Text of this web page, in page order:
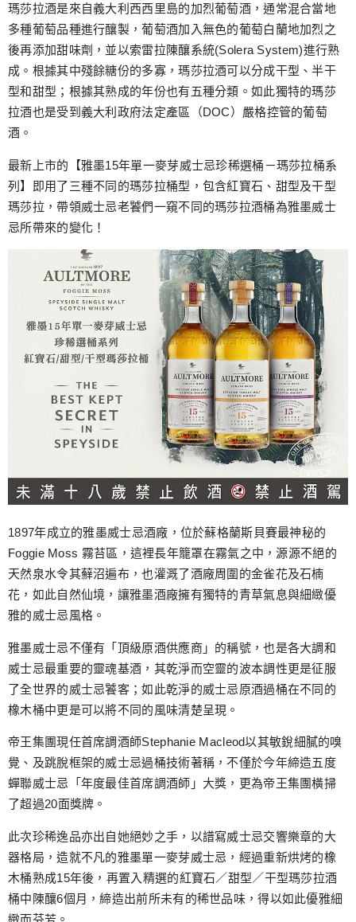
瑪莎拉酒是來自義大利西西里島的加烈葡萄酒，通常混合當地
多種葡萄品種進行釀製，葡萄酒加入無色的葡萄白蘭地加烈之
後再添加甜味劑，並以索雷拉陳釀系統(Solera System)進行熟
成。根據其中殘餘糖份的多寡，瑪莎拉酒可以分成干型、半干
型和甜型；根據其熟成的年份也有五種分類。如此獨特的瑪莎
拉酒也是受到義大利政府法定產區（DOC）嚴格控管的葡萄
酒。
最新上市的【雅墨15年單一麥芽威士忌珍稀選桶－瑪莎拉桶系
列】即用了三種不同的瑪莎拉桶型，包含紅寶石、甜型及干型
瑪莎拉，帶領威士忌老饕們一窺不同的瑪莎拉酒桶為雅墨威士
忌所帶來的變化！
1897年成立的雅墨威士忌酒廠，位於蘇格蘭斯貝賽最神秘的
Foggie Moss 霧苔區，這裡長年籠罩在霧氣之中，源源不絕的
天然泉水令其蘚沼遍布，也灌溉了酒廠周圍的金雀花及石楠
花，如此自然仙境，讓雅墨酒廠擁有獨特的青草氣息與細緻優
雅的威士忌風格。
雅墨威士忌不僅有「頂級原酒供應商」的稱號，也是各大調和
威士忌最重要的靈魂基酒，其乾淨而空靈的波本調性更是征服
了全世界的威士忌饕客；如此乾淨的威士忌原酒過桶在不同的
橡木桶中更是可以將不同的風味清楚呈現。
帝王集團現任首席調酒師Stephanie Macleod以其敏銳細膩的嗅
覺、及跳脫框架的威士忌過桶技術著稱，不僅於今年締造五度
蟬聯威士忌「年度最佳首席調酒師」大獎，更為帝王集團橫掃
了超過20面獎牌。
此次珍稀逸品亦出自她絕妙之手，以譜寫威士忌交響樂章的大
器格局，造就不凡的雅墨單一麥芽威士忌，經過重新烘烤的橡
木桶熟成15年後，再置入精選的紅寶石／甜型／干型瑪莎拉酒
桶中陳釀6個月，締造出前所未有的稀世品味，得以如此優雅細
緻而芬芳。